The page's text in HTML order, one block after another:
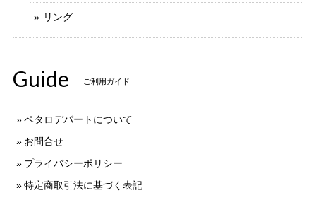
リング
Guide ご利用ガイド
ペタロデパートについて
お問合せ
プライバシーポリシー
特定商取引法に基づく表記